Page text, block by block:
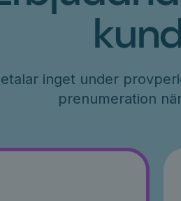
inget under
prenumeration